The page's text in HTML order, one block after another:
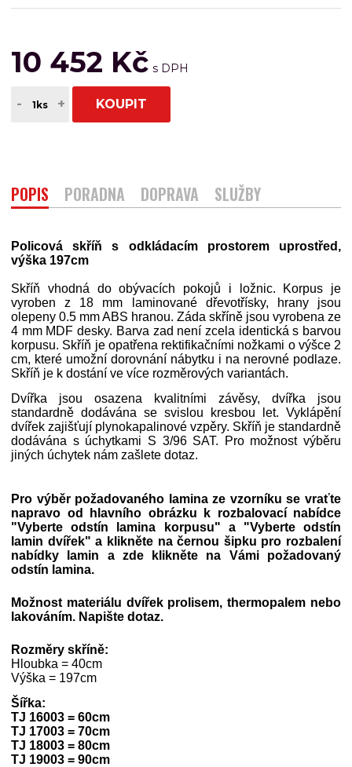
10 452 Kč
- + KOUPIT
POPIS PORADNA DOPRAVA SLUŽBY
Policová skříň s odkládacím prostorem uprostřed,
výška 197cm
Skříň vhodná do obývacích pokojů i ložnic. Korpus je
vyroben z 18 mm laminované dřevotřísky, hrany jsou
olepeny 0.5 mm ABS hranou. Záda skříně jsou vyrobena ze
4 mm MDF desky. Barva zad není zcela identická s barvou
korpusu. Skříň je opatřena rektifikačními nožkami o výšce 2
cm, které umožní dorovnání nábytku i na nerovné podlaze.
Skříň je k dostání ve více rozměrových variantách.
Dvířka jsou osazena kvalitními závěsy, dvířka jsou
standardně dodávána se svislou kresbou let. Vyklápění
dvířek zajišťují plynokapalinové vzpěry. Skříň je standardně
dodávána s úchytkami S 3/96 SAT. Pro možnost výběru
jiných úchytek nám zašlete dotaz.
Pro výběr požadovaného lamina ze vzorníku se vraťte
napravo od hlavního obrázku k rozbalovací nabídce
"Vyberte odstín lamina korpusu" a "Vyberte odstín
lamin dvířek" a klikněte na černou šipku pro rozbalení
nabídky lamin a zde klikněte na Vámi požadovaný
odstín lamina.
Možnost materiálu dvířek prolisem, thermopalem nebo
lakováním. Napište dotaz.
Rozměry skříně:
Hloubka = 40cm
Výška = 197cm
Šířka:
TJ 16003 = 60cm
TJ 17003 = 70cm
TJ 18003 = 80cm
TJ 19003 = 90cm